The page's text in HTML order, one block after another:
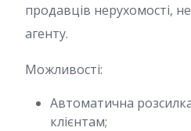
продавців нерухомості,
агенту.
Можливості:
Автоматична
клієнтам;